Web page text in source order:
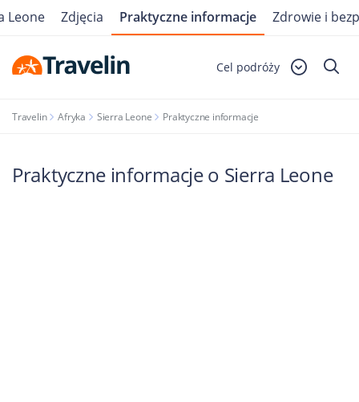
Cel podróży
Travelin Afryka Sierra Leone Praktyczne informacje
Leone Zdjęcia Praktyczne informacje Zdrowie i
Praktyczne informacje o Sierra Leone